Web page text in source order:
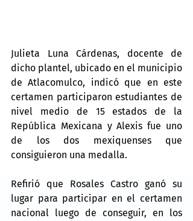
Julieta Luna Cárdenas, docente de
dicho plantel, ubicado en el municipio
de Atlacomulco, indicó que en este
certamen participaron estudiantes de
nivel medio de 15 estados de la
República Mexicana y Alexis fue uno
de los dos mexiquenses que
consiguieron una medalla.
Refirió que Rosales Castro ganó su
lugar para participar en el certamen
nacional luego de conseguir, en los